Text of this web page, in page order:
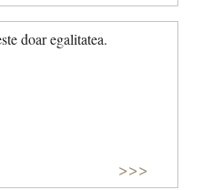
doar egalitatea.
>>>